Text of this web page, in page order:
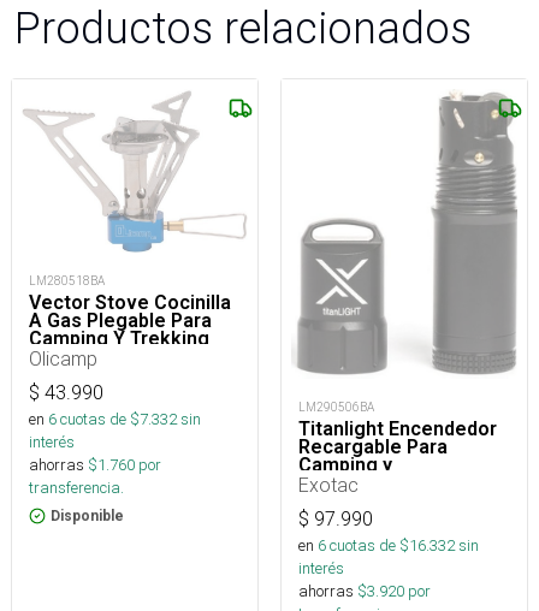
Productos relacionados
LM280518BA
Vector Stove Cocinilla
A Gas Plegable Para
Camping Y Trekking
Olicamp
$ 43.990
en 6cuotas de $7.332sin
interés
ahorras $1.760 por
transferencia.
Disponible
LM290506BA
Titanlight Encendedor
Recargable Para
Camping y
Supervivencia
Exotac
$ 97.990
en 6cuotas de $16.332sin
interés
ahorras $3.920 por